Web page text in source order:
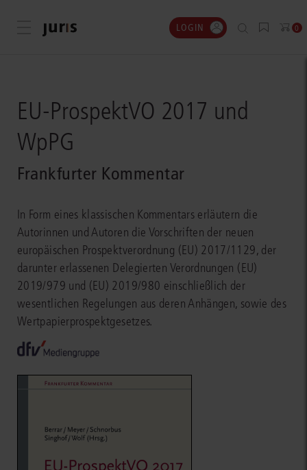
Menü öffnen LOGIN 0
EU-ProspektVO 2017 und
WpPG
Frankfurter Kommentar
In Form eines klassischen Kommentars erläutern die
Autorinnen und Autoren die Vorschriften der neuen
europäischen Prospektverordnung (EU) 2017/1129, der
darunter erlassenen Delegierten Verordnungen (EU)
2019/979 und (EU) 2019/980 einschließlich der
wesentlichen Regelungen aus deren Anhängen, sowie des
Wertpapierprospektgesetzes.